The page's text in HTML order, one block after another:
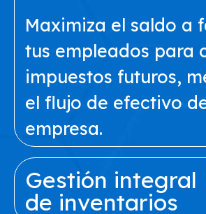
Maximiza el saldo a
tus empleados para
impuestos futuros,
el flujo de efectivo
empresa.
Gestión integral
de inventarios